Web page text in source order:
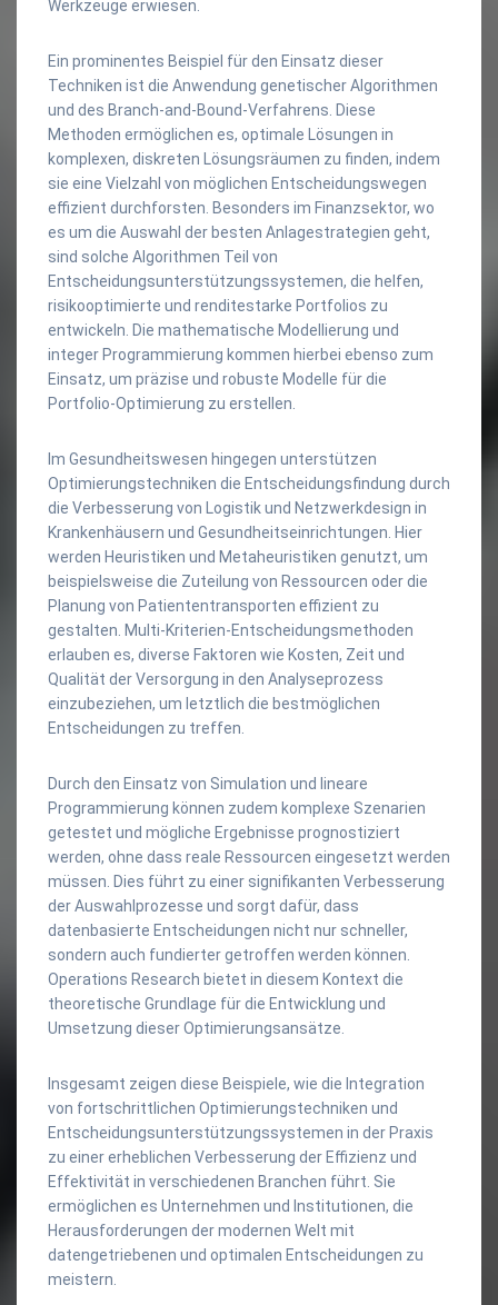
Werkzeuge erwiesen.
Ein prominentes Beispiel für den Einsatz dieser
Techniken ist die Anwendung genetischer Algorithmen
und des Branch-and-Bound-Verfahrens. Diese
Methoden ermöglichen es, optimale Lösungen in
komplexen, diskreten Lösungsräumen zu finden, indem
sie eine Vielzahl von möglichen Entscheidungswegen
effizient durchforsten. Besonders im Finanzsektor, wo
es um die Auswahl der besten Anlagestrategien geht,
sind solche Algorithmen Teil von
Entscheidungsunterstützungssystemen, die helfen,
risikooptimierte und renditestarke Portfolios zu
entwickeln. Die mathematische Modellierung und
integer Programmierung kommen hierbei ebenso zum
Einsatz, um präzise und robuste Modelle für die
Portfolio-Optimierung zu erstellen.
Im Gesundheitswesen hingegen unterstützen
Optimierungstechniken die Entscheidungsfindung durch
die Verbesserung von Logistik und Netzwerkdesign in
Krankenhäusern und Gesundheitseinrichtungen. Hier
werden Heuristiken und Metaheuristiken genutzt, um
beispielsweise die Zuteilung von Ressourcen oder die
Planung von Patiententransporten effizient zu
gestalten. Multi-Kriterien-Entscheidungsmethoden
erlauben es, diverse Faktoren wie Kosten, Zeit und
Qualität der Versorgung in den Analyseprozess
einzubeziehen, um letztlich die bestmöglichen
Entscheidungen zu treffen.
Durch den Einsatz von Simulation und lineare
Programmierung können zudem komplexe Szenarien
getestet und mögliche Ergebnisse prognostiziert
werden, ohne dass reale Ressourcen eingesetzt werden
müssen. Dies führt zu einer signifikanten Verbesserung
der Auswahlprozesse und sorgt dafür, dass
datenbasierte Entscheidungen nicht nur schneller,
sondern auch fundierter getroffen werden können.
Operations Research bietet in diesem Kontext die
theoretische Grundlage für die Entwicklung und
Umsetzung dieser Optimierungsansätze.
Insgesamt zeigen diese Beispiele, wie die Integration
von fortschrittlichen Optimierungstechniken und
Entscheidungsunterstützungssystemen in der Praxis
zu einer erheblichen Verbesserung der Effizienz und
Effektivität in verschiedenen Branchen führt. Sie
ermöglichen es Unternehmen und Institutionen, die
Herausforderungen der modernen Welt mit
datengetriebenen und optimalen Entscheidungen zu
meistern.